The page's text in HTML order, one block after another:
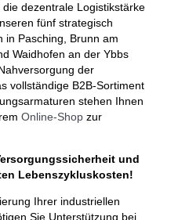
dezentrale Logistikstärke
fünf strategisch
in Pasching, Brunn am
Waidhofen an der Ybbs
der
vollständige B2B-Sortiment
stehen Ihnen
Online-Shop zur
und
Lebenszykluskosten!
Ihrer industriellen
Sie Unterstützung bei